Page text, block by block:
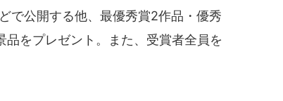
で公開する他、最優秀賞2作品・優秀
をプレゼント。また、受賞者全員を